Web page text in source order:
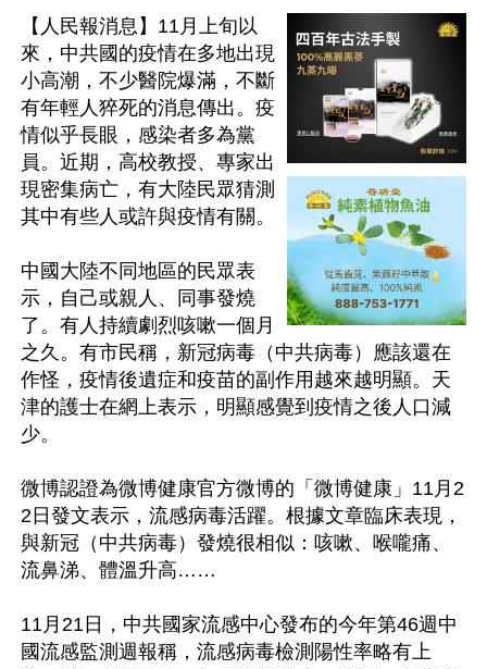
【人民報消息】11月上旬以
來，中共國的疫情在多地出現
小高潮，不少醫院爆滿，不斷
有年輕人猝死的消息傳出。疫
情似乎長眼，感染者多為黨
員。近期，高校教授、專家出
現密集病亡，有大陸民眾猜測
其中有些人或許與疫情有關。
中國大陸不同地區的民眾表
示，自己或親人、同事發燒
了。有人持續劇烈咳嗽一個月
之久。有市民稱，新冠病毒（中共病毒）應該還在
作怪，疫情後遺症和疫苗的副作用越來越明顯。天
津的護士在網上表示，明顯感覺到疫情之後人口減
少。
微博認證為微博健康官方微博的「微博健康」11月2
2日發文表示，流感病毒活躍。根據文章臨床表現，
與新冠（中共病毒）發燒很相似：咳嗽、喉嚨痛、
流鼻涕、體溫升高……
11月21日，中共國家流感中心發布的今年第46週中
國流感監測週報稱，流感病毒檢測陽性率略有上